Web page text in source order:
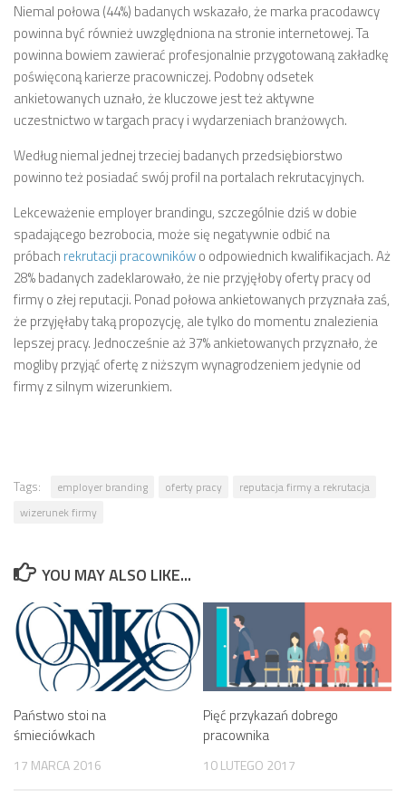
Niemal połowa (44%) badanych wskazało, że marka pracodawcy
powinna być również uwzględniona na stronie internetowej. Ta
powinna bowiem zawierać profesjonalnie przygotowaną zakładkę
poświęconą karierze pracowniczej. Podobny odsetek
ankietowanych uznało, że kluczowe jest też aktywne
uczestnictwo w targach pracy i wydarzeniach branżowych.
Według niemal jednej trzeciej badanych przedsiębiorstwo
powinno też posiadać swój profil na portalach rekrutacyjnych.
Lekceważenie employer brandingu, szczególnie dziś w dobie
spadającego bezrobocia, może się negatywnie odbić na
próbach rekrutacji pracownikówo odpowiednich kwalifikacjach. Aż
28% badanych zadeklarowało, że nie przyjęłoby oferty pracy od
firmy o złej reputacji. Ponad połowa ankietowanych przyznała zaś,
że przyjęłaby taką propozycję, ale tylko do momentu znalezienia
lepszej pracy. Jednocześnie aż 37% ankietowanych przyznało, że
mogliby przyjąć ofertę z niższym wynagrodzeniem jedynie od
firmy z silnym wizerunkiem.
Tags: employer branding oferty pracy
reputacja firmy a rekrutacja
wizerunek firmy
YOU MAY ALSO LIKE...
Państwo stoi na
śmieciówkach
17 MARCA 2016
Pięć przykazań dobrego
pracownika
10 LUTEGO 2017